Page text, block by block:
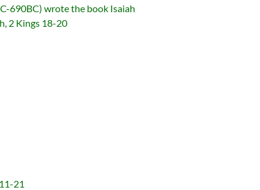
690BC) wrote the book Isaiah
2 Kings 18-20
21